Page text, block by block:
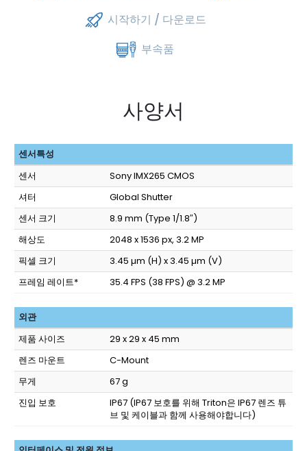
시작하기 / 다운로드
부속품
사양서
센서특성
센서
Sony IMX265 CMOS
셔터
Global Shutter
센서 크기
8.9 mm (Type 1/1.8″)
해상도
2048 x 1536 px, 3.2 MP
픽셀 크기
3.45 µm (H) x 3.45 µm (V)
프레임 레이트*
35.4 FPS (38 FPS) @ 3.2 MP
외관
제품 사이즈
29 x 29 x 45 mm
렌즈 마운트
C-Mount
무게
67 g
진입 보호
IP67 (IP67 보호를 위해 Triton은 IP67 렌즈 튜
브 및 케이블과 함께 사용해야합니다)